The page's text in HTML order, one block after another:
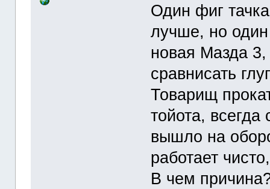
Один фиг
лучше, но
новая Мазда 3,
сравнисать
Товарищ
тойота, всегда
вышло на
работает
В чем